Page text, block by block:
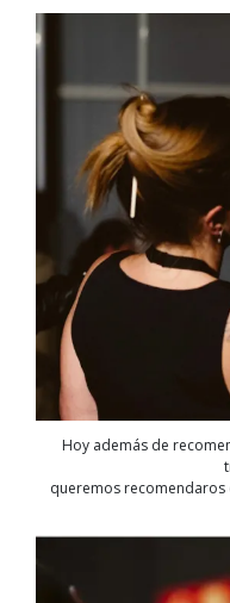
Hoy además de
queremos recomendaros